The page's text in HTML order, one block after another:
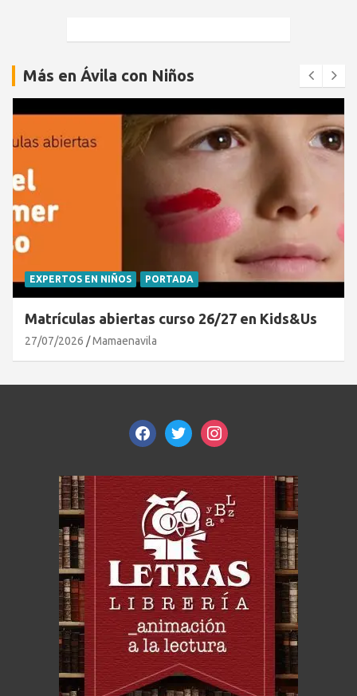
Más en Ávila con Niños
EXPERTOS EN NIÑOS PORTADA
Matrículas abiertas curso 26/27 en Kids&Us
27/07/2026 Mamaenavila
facebooktwitterinstagram